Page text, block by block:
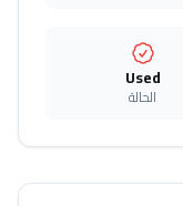
Used
الحالة